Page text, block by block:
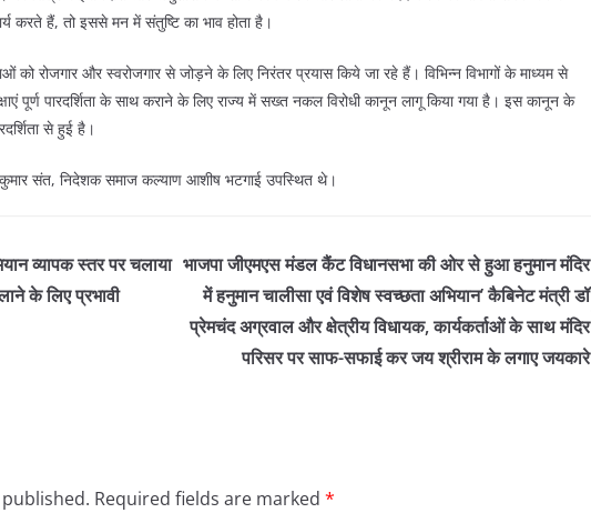
करते हैं, तो इससे मन में संतुष्टि का भाव होता है।
को रोजगार और स्वरोजगार से जोड़ने के लिए निरंतर प्रयास किये जा रहे हैं। विभिन्न विभागों के माध्यम से
पूर्ण पारदर्शिता के साथ कराने के लिए राज्य में सख्त नकल विरोधी कानून लागू किया गया है। इस कानून के
से हुई है।
संत, निदेशक समाज कल्याण आशीष भटगाई उपस्थित थे।
व्यापक स्तर पर चलाया
के लिए प्रभावी
भाजपा जीएमएस मंडल कैंट विधानसभा की ओर से हुआ हनुमान मंदिर
में हनुमान चालीसा एवं विशेष स्वच्छता अभियान’ कैबिनेट मंत्री डॉ
प्रेमचंद अग्रवाल और क्षेत्रीय विधायक, कार्यकर्ताओं के साथ मंदिर
परिसर पर साफ-सफाई कर जय श्रीराम के लगाए जयकारे
Required fields are marked *